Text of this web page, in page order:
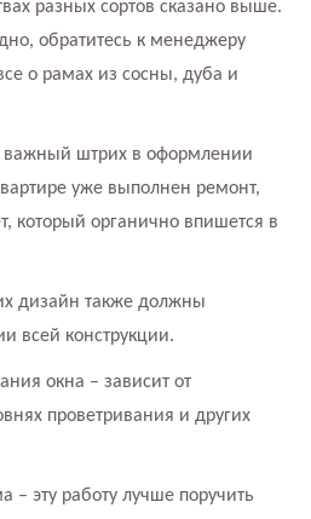
разных сортов сказано выше.
обратитесь к менеджеру
о рамах из сосны, дуба и
важный штрих в оформлении
уже выполнен ремонт,
который органично впишется в
дизайн также должны
всей конструкции.
окна – зависит от
проветривания и других
– эту работу лучше поручить